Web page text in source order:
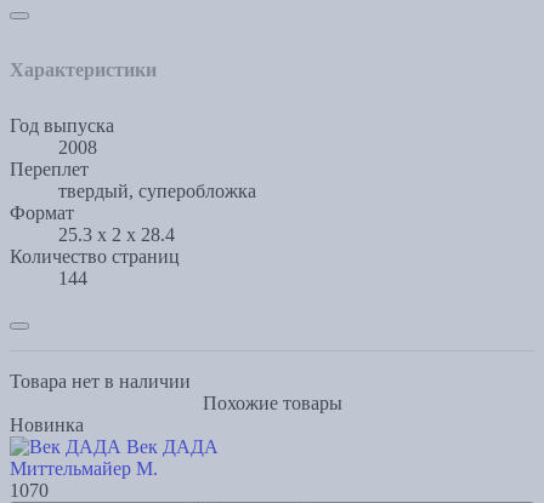
Характеристики
Год выпуска
2008
Переплет
твердый, суперобложка
Формат
25.3 x 2 x 28.4
Количество страниц
144
Товара нет в наличии
Похожие товары
Новинка
Век ДАДА
Миттельмайер М.
1070